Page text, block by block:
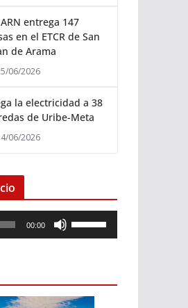
entrega 147
en el ETCR de San
de Arama
06/2026
la electricidad a 38
de Uribe-Meta
06/2026
00:00
i
z